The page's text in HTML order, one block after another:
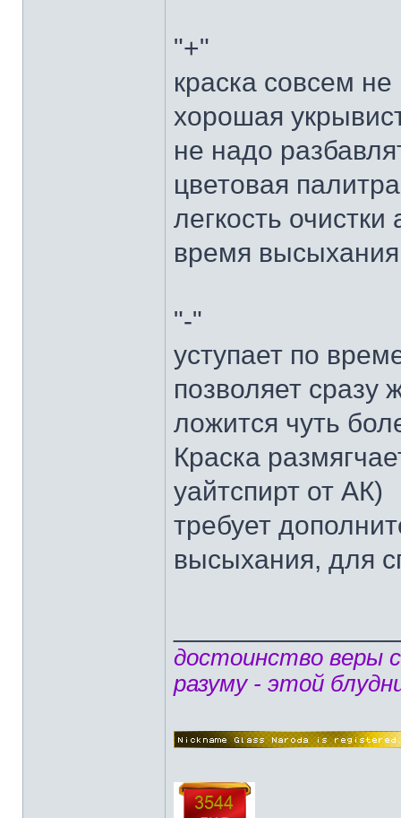
"+"
краска совсем не
хорошая
не надо
цветовая
легкость
время
"-"
уступает по
позволяет
ложится чуть
Краска
уайтспирт от АК)
требует
высыхания, для
достоинство веры
разуму - этой